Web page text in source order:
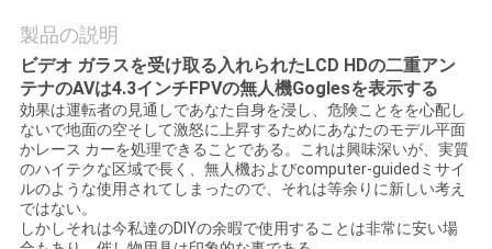
場
合
引
用
製品の説明
ビデオ ガラスを受け取る入れられたLCD HDの二重アン
テナのAVは4.3インチFPVの無人機Goglesを表示する
効果は運転者の見通しであなた自身を浸し、危険ことをを心配し
ないで地面の空そして激怒に上昇するためにあなたのモデル平面
かレース カーを処理できることである。これは興味深いが、実質
のハイテクな区域で長く、無人機およびcomputer-guidedミサイ
ルのような使用されてしまったので、それは等余りに新しい考え
ではない。
しかしそれは今私達のDIYの余暇で使用することは非常に安い場